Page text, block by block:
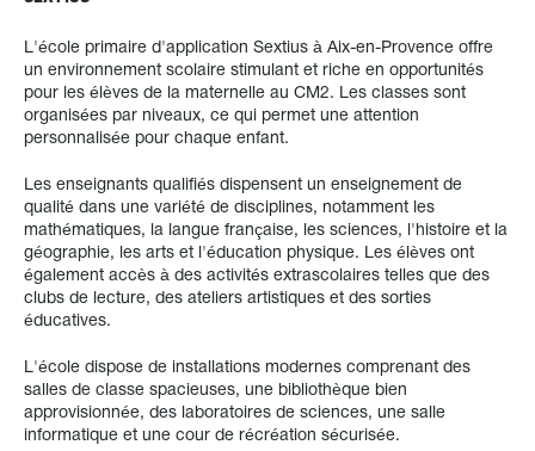
L'école primaire d'application Sextius à Aix-en-Provence offre
un environnement scolaire stimulant et riche en opportunités
pour les élèves de la maternelle au CM2. Les classes sont
organisées par niveaux, ce qui permet une attention
personnalisée pour chaque enfant.
Les enseignants qualifiés dispensent un enseignement de
qualité dans une variété de disciplines, notamment les
mathématiques, la langue française, les sciences, l'histoire et la
géographie, les arts et l'éducation physique. Les élèves ont
également accès à des activités extrascolaires telles que des
clubs de lecture, des ateliers artistiques et des sorties
éducatives.
L'école dispose de installations modernes comprenant des
salles de classe spacieuses, une bibliothèque bien
approvisionnée, des laboratoires de sciences, une salle
informatique et une cour de récréation sécurisée.